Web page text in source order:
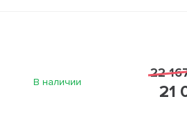
В наличии
22
21